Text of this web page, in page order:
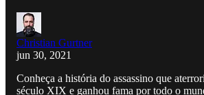
Christian Gurtner
jun 30, 2021
Conheça a história do assassino que
século XIX e ganhou fama por todo o